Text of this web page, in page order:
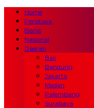
Home
Peristiwa
Bisnis
Nasional
Daerah
Bali
Bandung
Jakarta
Medan
Palembang
Surabaya